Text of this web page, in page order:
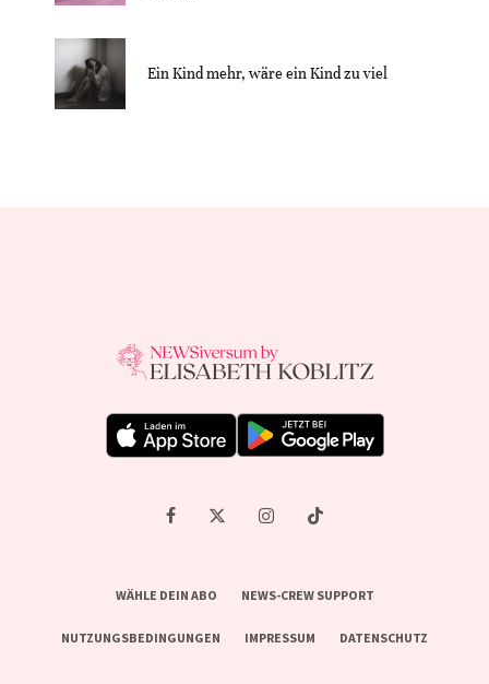
Ein Kind mehr, wäre ein Kind zu viel
WÄHLE DEIN ABO NEWS-CREW SUPPORT
NUTZUNGSBEDINGUNGEN IMPRESSUM DATENSCHUTZ